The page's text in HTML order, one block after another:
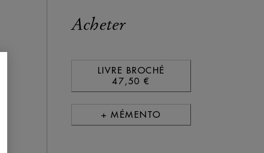
Acheter
LIVRE BROCHÉ
47,50 €
+ MÉMENTO